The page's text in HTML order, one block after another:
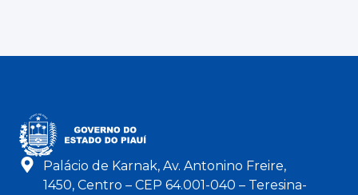
Palácio de Karnak, Av. Antonino Freire,
1450, Centro – CEP 64.001-040 – Teresina-